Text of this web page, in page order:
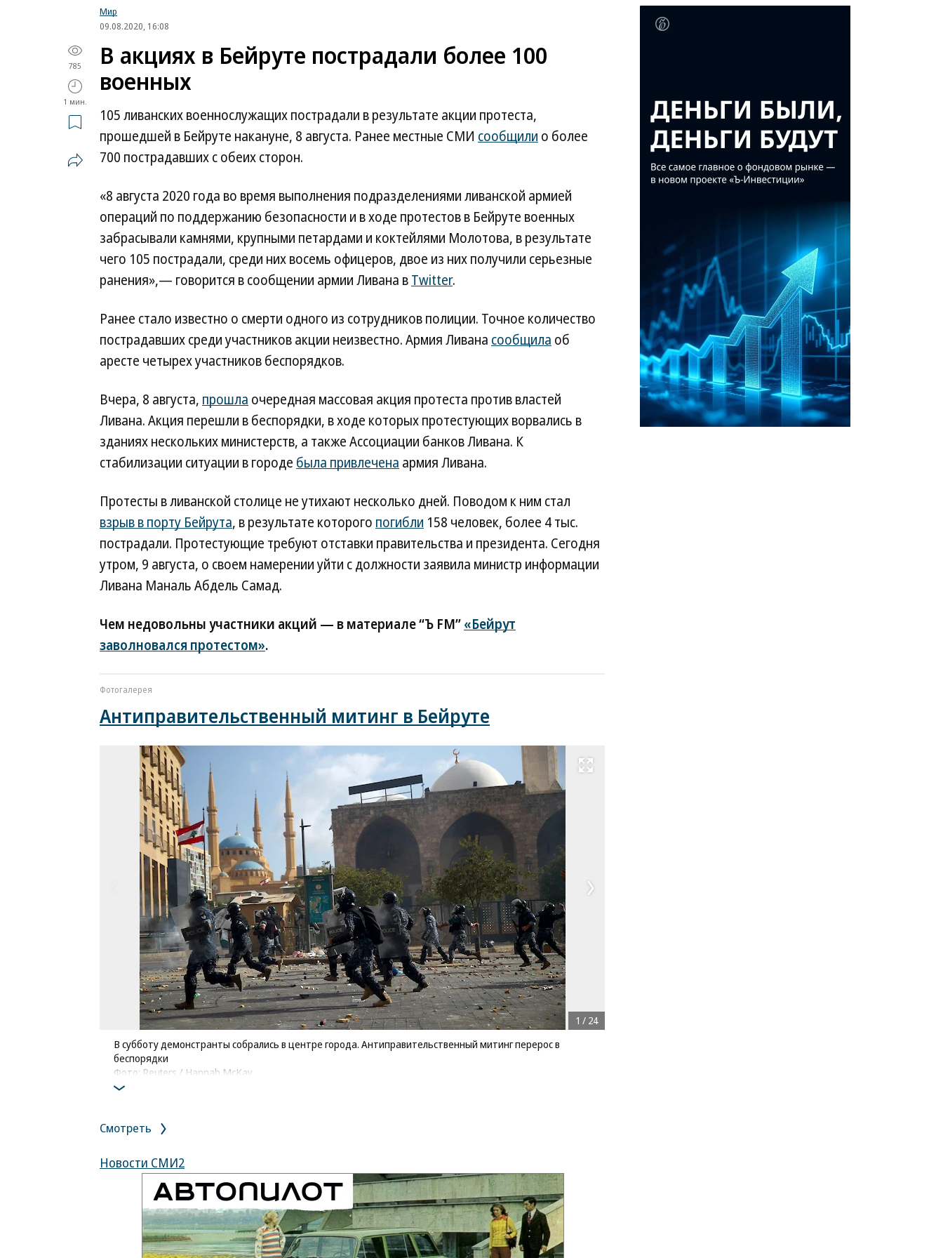
Мир
09.08.2020, 16:08
785
1 мин.
В акциях в Бейруте пострадали более 100
военных
105 ливанских военнослужащих пострадали в результате акции протеста,
прошедшей в Бейруте накануне, 8 августа. Ранее местные СМИ сообщили о более
700 пострадавших с обеих сторон.
«8 августа 2020 года во время выполнения подразделениями ливанской армией
операций по поддержанию безопасности и в ходе протестов в Бейруте военных
забрасывали камнями, крупными петардами и коктейлями Молотова, в результате
чего 105 пострадали, среди них восемь офицеров, двое из них получили серьезные
ранения»,— говорится в сообщении армии Ливана вTwitter.
Ранее стало известно о смерти одного из сотрудников полиции. Точное количество
пострадавших среди участников акции неизвестно. Армия Ливана сообщила об
аресте четырех участников беспорядков.
Вчера, 8 августа, прошла очередная массовая акция протеста против властей
Ливана. Акция перешли в беспорядки, в ходе которых протестующих ворвались в
зданиях нескольких министерств, а также Ассоциации банков Ливана. К
стабилизации ситуации в городе была привлечена армия Ливана.
Протесты в ливанской столице не утихают несколько дней. Поводом к ним стал
взрыв в порту Бейрута, в результате которого погибли 158 человек, более 4 тыс.
пострадали. Протестующие требуют отставки правительства и президента. Сегодня
утром, 9 августа, о своем намерении уйти с должности заявила министр информации
Ливана Маналь Абдель Самад.
Чем недовольны участники акций — в материале “Ъ FM”«Бейрут
заволновался протестом».
Фотогалерея
Антиправительственный митинг в Бейруте
Развернуть на весь экран
В субботу демонстранты собрались в центре города. Антиправительственный митинг перерос в
беспорядки
Фото: Reuters / Hannah McKay
1 / 24
Смотреть
Новости СМИ2